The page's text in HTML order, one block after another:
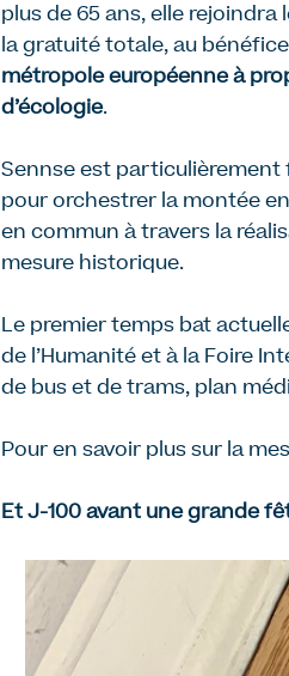
plus de 65 ans, elle
la gratuité totale, au
métropole européenne à
d’écologie.
Sennse est particulièrement
pour orchestrer la montée
en commun à travers la
mesure historique.
Le premier temps bat
de l’Humanité et à la Foire
de bus et de trams, plan
Pour en savoir plus sur la
Et J-100 avant une grande